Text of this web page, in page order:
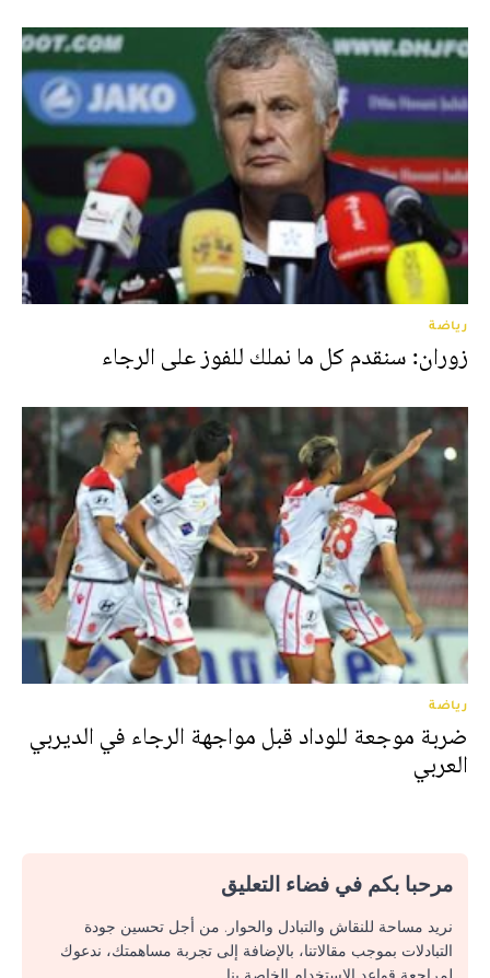
رياضة
زوران: سنقدم كل ما نملك للفوز على الرجاء
رياضة
ضربة موجعة للوداد قبل مواجهة الرجاء في الديربي
العربي
مرحبا بكم في فضاء التعليق
نريد مساحة للنقاش والتبادل والحوار. من أجل تحسين جودة
التبادلات بموجب مقالاتنا، بالإضافة إلى تجربة مساهمتك، ندعوك